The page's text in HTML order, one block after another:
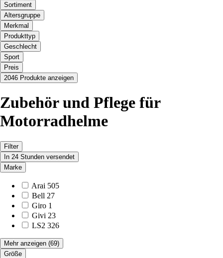
Sortiment
Altersgruppe
Merkmal
Produkttyp
Geschlecht
Sport
Preis
2046 Produkte anzeigen
Zubehör und Pflege für
Motorradhelme
Filter
In 24 Stunden versendet
Marke
Arai 505
Bell 27
Giro 1
Givi 23
LS2 326
Mehr anzeigen (69)
Größe